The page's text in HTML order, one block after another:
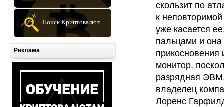
Поиск Криптовалют
Реклама
скользит по
к
уже касается
пальцами и
монитор,
разрядная
владелец
Лоренс